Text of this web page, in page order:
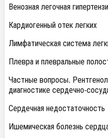
Венозная легочная
Кардиогенный отек легких
Лимфатическая система
Плевра и плевральные
Частные вопросы.
диагностике сердечно-
Сердечная недостаточность
Ишемическая болезнь